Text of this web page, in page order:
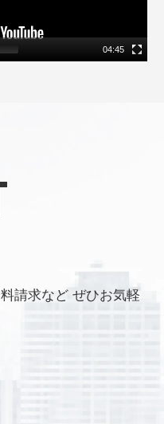
04:45
料請求などぜひお気軽